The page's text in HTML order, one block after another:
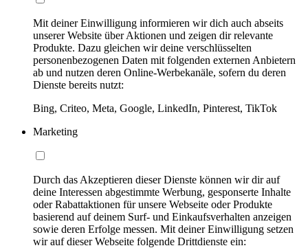
Mit deiner Einwilligung informieren wir dich auch abseits
unserer Website über Aktionen und zeigen dir relevante
Produkte. Dazu gleichen wir deine verschlüsselten
personenbezogenen Daten mit folgenden externen Anbietern
ab und nutzen deren Online-Werbekanäle, sofern du deren
Dienste bereits nutzt:
Bing, Criteo, Meta, Google, LinkedIn, Pinterest, TikTok
Marketing
Durch das Akzeptieren dieser Dienste können wir dir auf
deine Interessen abgestimmte Werbung, gesponserte Inhalte
oder Rabattaktionen für unsere Webseite oder Produkte
basierend auf deinem Surf- und Einkaufsverhalten anzeigen
sowie deren Erfolge messen. Mit deiner Einwilligung setzen
wir auf dieser Webseite folgende Drittdienste ein: